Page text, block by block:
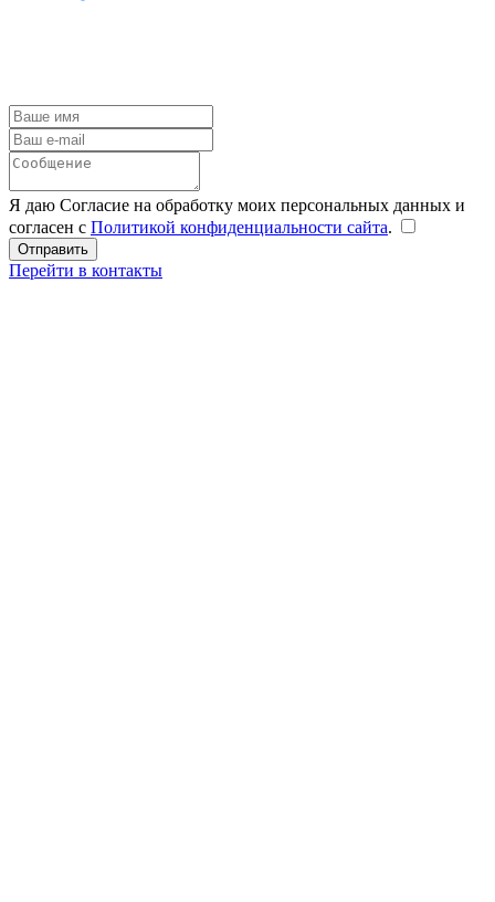
Я даю Согласие на обработку моих персональных данных и
согласен с Политикой конфиденциальности сайта.
Перейти в контакты